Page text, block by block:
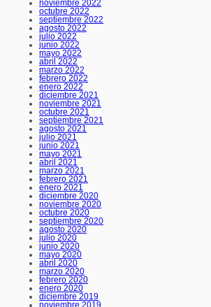
noviembre 2022
octubre 2022
septiembre 2022
agosto 2022
julio 2022
junio 2022
mayo 2022
abril 2022
marzo 2022
febrero 2022
enero 2022
diciembre 2021
noviembre 2021
octubre 2021
septiembre 2021
agosto 2021
julio 2021
junio 2021
mayo 2021
abril 2021
marzo 2021
febrero 2021
enero 2021
diciembre 2020
noviembre 2020
octubre 2020
septiembre 2020
agosto 2020
julio 2020
junio 2020
mayo 2020
abril 2020
marzo 2020
febrero 2020
enero 2020
diciembre 2019
noviembre 2019